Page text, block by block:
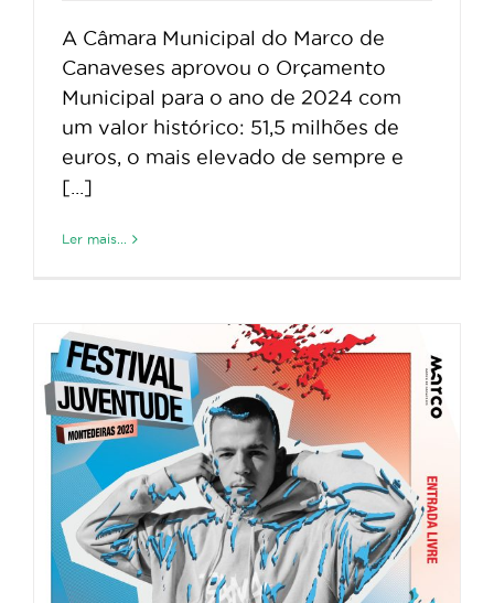
A Câmara Municipal do Marco de
Canaveses aprovou o Orçamento
Municipal para o ano de 2024 com
um valor histórico: 51,5 milhões de
euros, o mais elevado de sempre e
[...]
Ler mais...